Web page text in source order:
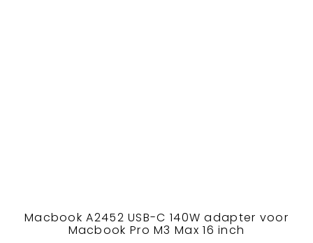
Macbook A2452 USB-C 140W adapter voor
Macbook Pro M3 Max 16 inch